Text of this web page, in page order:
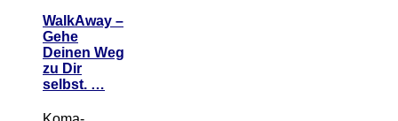
WalkAway –
Gehe
Deinen Weg
zu Dir
selbst. …